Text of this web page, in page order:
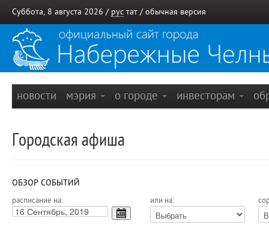
Суббота, 8 августа 2026 / рус тат / обычная версия
новости мэрия о городе инвесторам
Городская афиша
ОБЗОР СОБЫТИЙ
расписание на: или на: